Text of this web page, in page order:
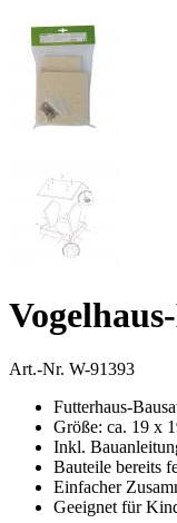
Art.-Nr. W-91393
Futterhaus-
Größe: ca. 19 x
Inkl.
Bauteile bereits
Einfacher
Geeignet für